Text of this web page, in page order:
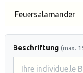
Beschriftung (max.